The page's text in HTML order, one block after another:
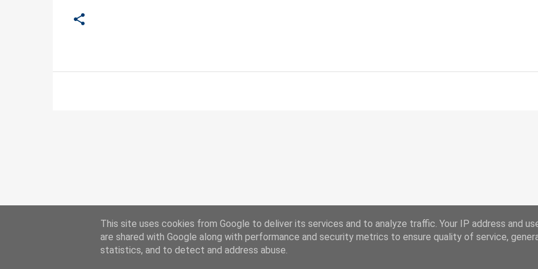
Chi Siamo Ricorrenze
This site uses cookies from Google to deliver its services and to analyze traffic. Your IP address and
are shared with Google along with performance and security metrics to ensure quality of service,
statistics, and to detect and address abuse.